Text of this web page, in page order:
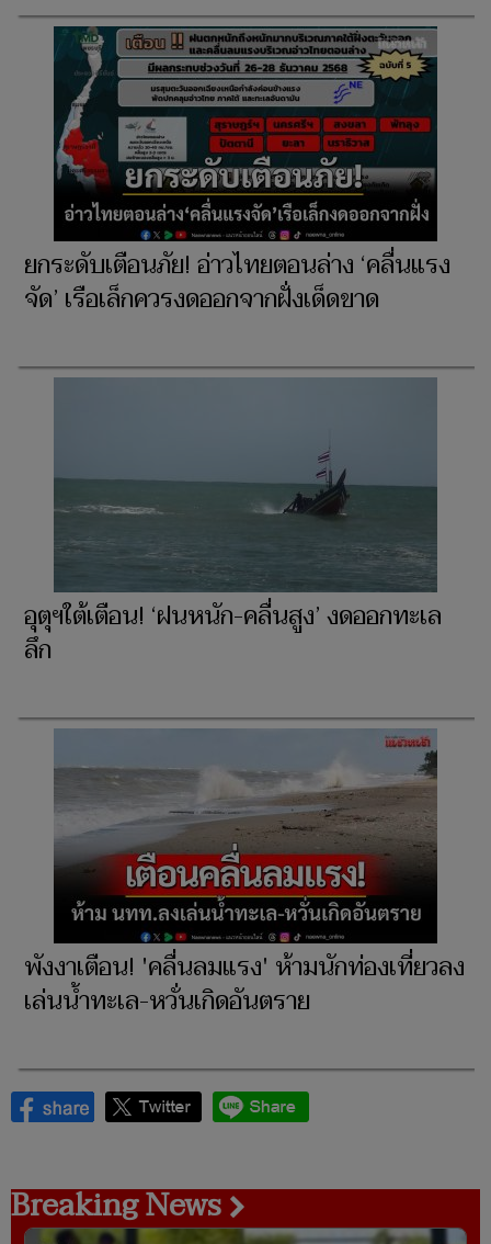
ยกระดับเตือนภัย! อ่าวไทยตอนล่าง ‘คลื่นแรง
จัด’ เรือเล็กควรงดออกจากฝั่งเด็ดขาด
อุตุฯใต้เตือน! ‘ฝนหนัก-คลื่นสูง’ งดออกทะเล
ลึก
พังงาเตือน! 'คลื่นลมแรง' ห้ามนักท่องเที่ยวลง
เล่นน้ำทะเล-หวั่นเกิดอันตราย
Breaking News